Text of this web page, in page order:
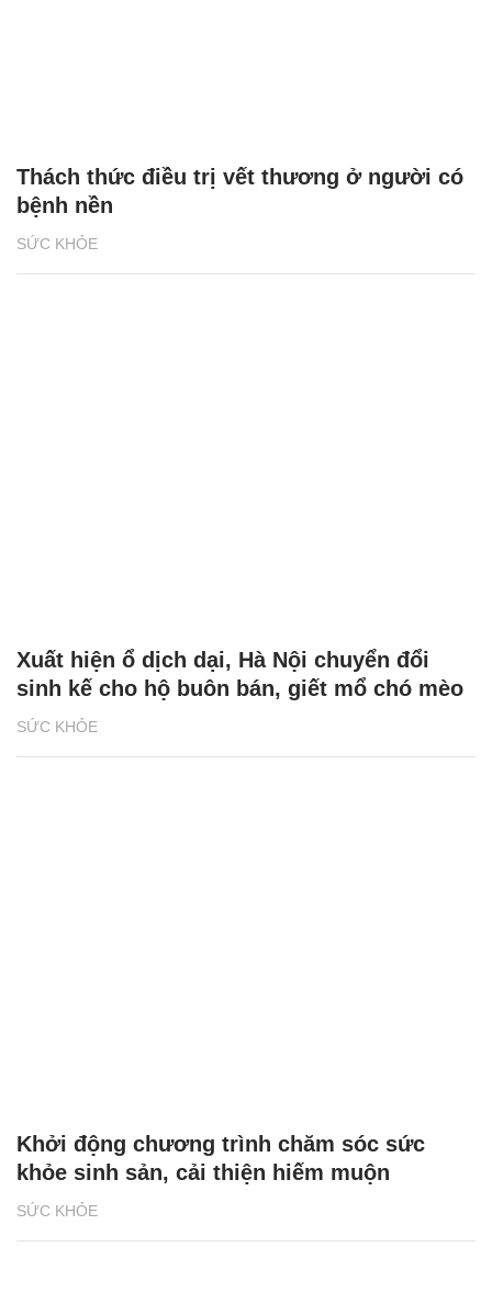
SỨC KHỎE
Thách thức điều trị vết thương ở người có
bệnh nền
SỨC KHỎE
Xuất hiện ổ dịch dại, Hà Nội chuyển đổi
sinh kế cho hộ buôn bán, giết mổ chó mèo
SỨC KHỎE
Khởi động chương trình chăm sóc sức
khỏe sinh sản, cải thiện hiếm muộn